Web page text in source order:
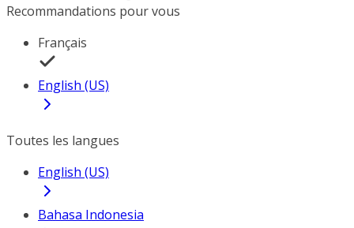
Recommandations pour vous
Français
English (US)
Toutes les langues
English (US)
Bahasa Indonesia